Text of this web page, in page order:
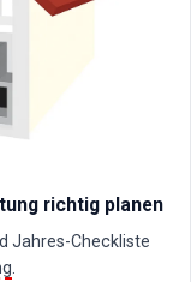
richtig planen
Jahres-Checkliste